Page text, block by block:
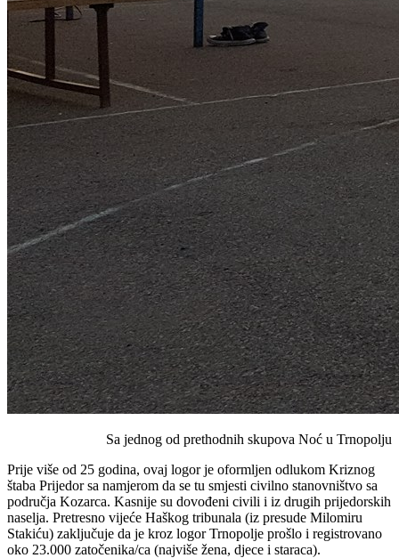
Sa jednog od prethodnih skupova Noć u Trnopolju
Prije više od 25 godina, ovaj logor je oformljen odlukom Kriznog
štaba Prijedor sa namjerom da se tu smjesti civilno stanovništvo sa
područja Kozarca. Kasnije su dovođeni civili i iz drugih prijedorskih
naselja. Pretresno vijeće Haškog tribunala (iz presude Milomiru
Stakiću) zaključuje da je kroz logor Trnopolje prošlo i registrovano
oko 23.000 zatočenika/ca (najviše žena, djece i staraca).